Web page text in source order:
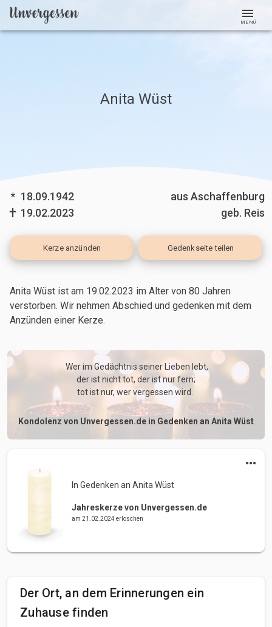
MENÜ
Anita Wüst
* 18.09.1942
19.02.2023
aus Aschaffenburg
geb. Reis
Kerze anzünden Gedenkseite teilen
Anita Wüst ist am 19.02.2023 im Alter von 80 Jahren
verstorben. Wir nehmen Abschied und gedenken mit dem
Anzünden einer Kerze.
Wer im Gedächtnis seiner Lieben lebt,
der ist nicht tot, der ist nur fern;
tot ist nur, wer vergessen wird.
Kondolenz von Unvergessen.de in Gedenken an Anita Wüst
In Gedenken an Anita Wüst
Jahreskerze von Unvergessen.de
am 21.02.2024 erloschen
Der Ort, an dem Erinnerungen ein
Zuhause finden